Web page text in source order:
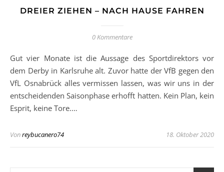
DREIER ZIEHEN – NACH HAUSE FAHREN
0 Kommentare
Gut vier Monate ist die Aussage des Sportdirektors vor
dem Derby in Karlsruhe alt. Zuvor hatte der VfB gegen den
VfL Osnabrück alles vermissen lassen, was wir uns in der
entscheidenden Saisonphase erhofft hatten. Kein Plan, kein
Esprit, keine Tore.…
Vonreybucanero74 18. Oktober 2020